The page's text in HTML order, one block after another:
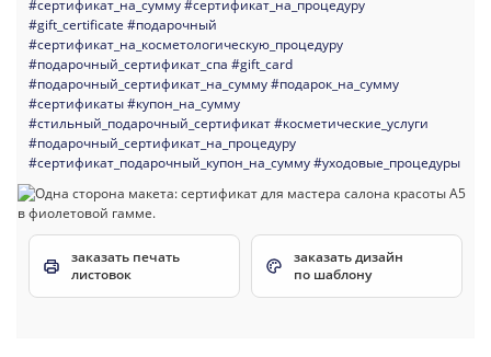
#сертификат_на_сумму#сертификат_на_процедуру
#gift_certificate #подарочный
#сертификат_на_косметологическую_процедуру
#подарочный_сертификат_спа #gift_card
#подарочный_сертификат_на_сумму#подарок_на_сумму
#сертификаты#купон_на_сумму
#стильный_подарочный_сертификат#косметические_услуги
#подарочный_сертификат_на_процедуру
#сертификат_подарочный_купон_на_сумму#уходовые_процедуры
заказать печать
листовок
заказать дизайн
по шаблону